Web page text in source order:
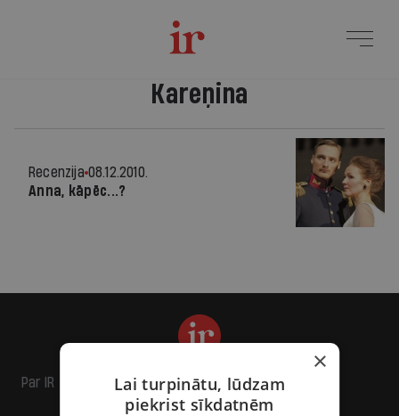
Kareņina
Recenzija 08.12.2010.
Anna, kāpēc...?
Par IR
×
Lai turpinātu, lūdzam
piekrist sīkdatnēm